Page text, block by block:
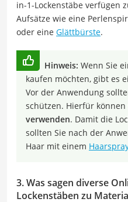
in-1-Lockenstäbe verfügen
Aufsätze wie eine
oder eine Glättbürste.
Hinweis: Wenn Sie
kaufen möchten, gibt es
Vor der Anwendung
schützen. Hierfür können
verwenden. Damit die
sollten Sie nach der
Haar mit einem
3. Was sagen diverse
Lockenstäben zu